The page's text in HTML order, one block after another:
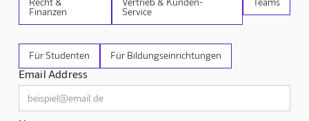
Finanzen
Service
Für Studenten Für Bildungseinrichtungen
Email Address